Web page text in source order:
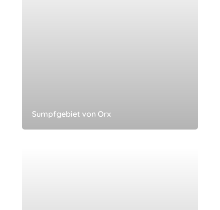
Sumpfgebiet von Orx